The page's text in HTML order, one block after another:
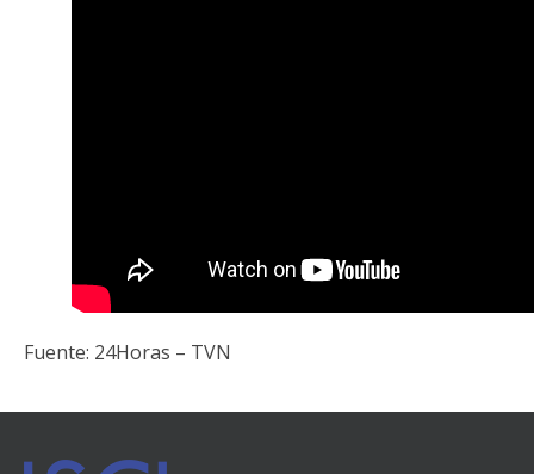
Fuente: 24Horas – TVN